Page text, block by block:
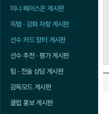
미니 페이스온 게시판
득템 · 강화 자랑 게시판
선수 카드 장터 게시판
선수 추천 · 평가 게시판
팀 · 전술 상담 게시판
감독모드 게시판
클럽 홍보 게시판